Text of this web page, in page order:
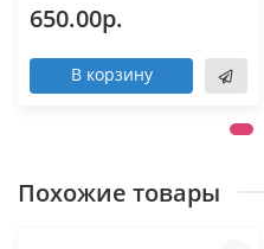
650.00р.
В корзину
Похожие товары